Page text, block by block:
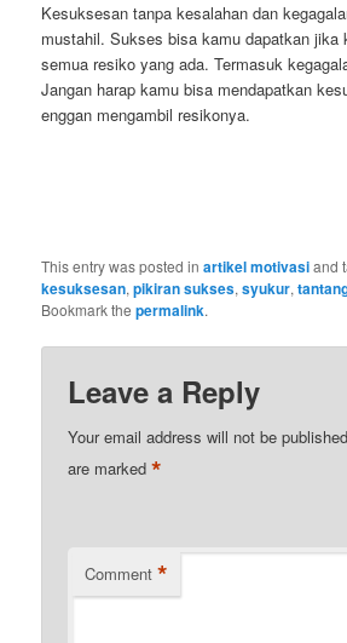
Kesuksesan tanpa kesalahan dan
mustahil. Sukses bisa kamu dapatkan jika
semua resiko yang ada. Termasuk
Jangan harap kamu bisa mendapatkan
enggan mengambil resikonya.
This entry was posted inartikel motivasiand
kesuksesan,pikiran sukses,syukur,
Bookmark thepermalink.
Leave a Reply
Your email address will not be
are marked*
Comment *